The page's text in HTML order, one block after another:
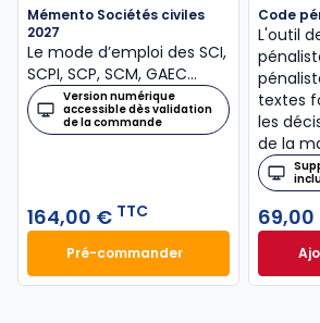
Mémento Sociétés civiles
2027
Le mode d’emploi des SCI,
SCPI, SCP, SCM, GAEC…
Version numérique
accessible dès validation
de la commande
164,00 € TTC
Pré-commanderMémento Sociétés civiles
Code
L'outil
textes
les
de la